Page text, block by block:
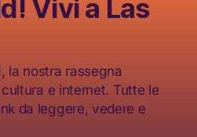
Vivi a Las
la nostra rassegna
e internet. Tutte le
da leggere, vedere e